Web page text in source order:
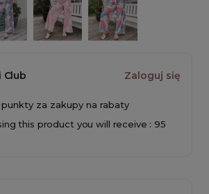
Club Zaloguj się
za zakupy na rabaty
this product you will receive : 95